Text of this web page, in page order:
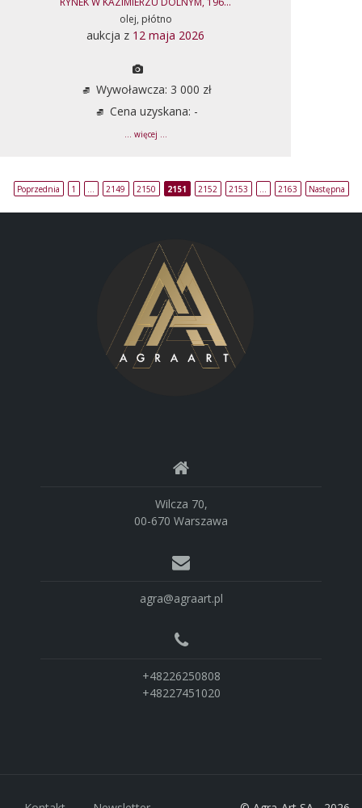
olej, płótno
aukcja z 12 maja 2026
Wywoławcza: 3 000 zł
Cena uzyskana: -
... więcej ...
Poprzednia 1 2149 2150 2151 2152 2153 2163 Następna
Wilcza 70,
00-670 Warszawa
agra@agraart.pl
+48226250808
+48227451020